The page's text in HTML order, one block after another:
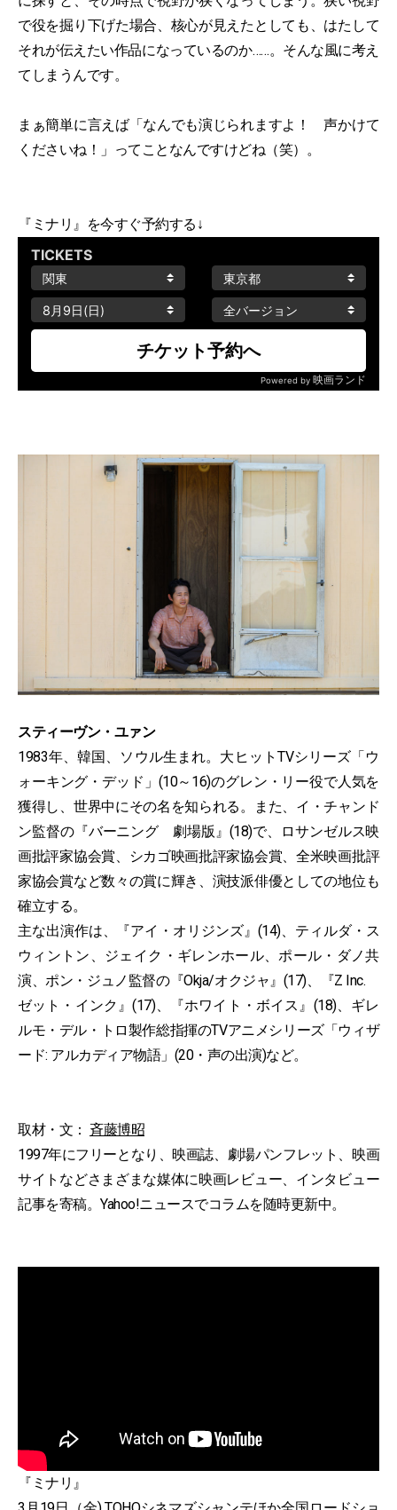
で役を掘り下げた場合、核心が見えたとしても、はたして
それが伝えたい作品になっているのか……。そんな風に考え
てしまうんです。
まぁ簡単に言えば「なんでも演じられますよ！ 声かけて
くださいね！」ってことなんですけどね（笑）。
『ミナリ』を今すぐ予約する↓
スティーヴン・ユァン
1983年、韓国、ソウル生まれ。大ヒットTVシリーズ「ウ
ォーキング・デッド」(10～16)のグレン・リー役で人気を
獲得し、世界中にその名を知られる。また、イ・チャンド
ン監督の『バーニング 劇場版』(18)で、ロサンゼルス映
画批評家協会賞、シカゴ映画批評家協会賞、全米映画批評
家協会賞など数々の賞に輝き、演技派俳優としての地位も
確立する。
主な出演作は、『アイ・オリジンズ』(14)、ティルダ・ス
ウィントン、ジェイク・ギレンホール、ポール・ダノ共
演、ポン・ジュノ監督の『Okja/オクジャ』(17)、『Z Inc.
ゼット・インク』(17)、『ホワイト・ボイス』(18)、ギレ
ルモ・デル・トロ製作総指揮のTVアニメシリーズ「ウィザ
ード: アルカディア物語」(20・声の出演)など。
取材・文： 斉藤博昭
1997年にフリーとなり、映画誌、劇場パンフレット、映画
サイトなどさまざまな媒体に映画レビュー、インタビュー
記事を寄稿。Yahoo!ニュースでコラムを随時更新中。
『ミナリ』